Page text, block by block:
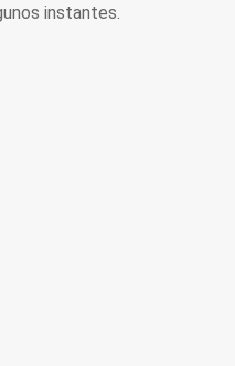
instantes.